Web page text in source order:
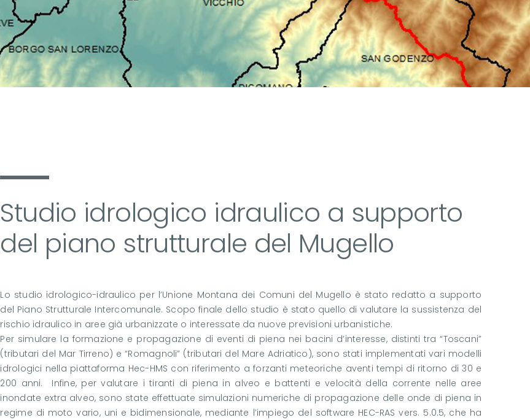
Studio idrologico idraulico a supporto
del piano strutturale del Mugello
Lo studio idrologico-idraulico per l’Unione Montana dei Comuni del Mugello è stato redatto a supporto
del Piano Strutturale Intercomunale. Scopo finale dello studio è stato quello di valutare la sussistenza del
rischio idraulico in aree già urbanizzate o interessate da nuove previsioni urbanistiche.
Per simulare la formazione e propagazione di eventi di piena nei bacini d’interesse, distinti tra “Toscani”
(tributari del Mar Tirreno) e “Romagnoli” (tributari del Mare Adriatico), sono stati implementati vari modelli
idrologici nella piattaforma Hec-HMS con riferimento a forzanti meteoriche aventi tempi di ritorno di 30 e
200 anni. Infine, per valutare i tiranti di piena in alveo e battenti e velocità della corrente nelle aree
inondate extra alveo, sono state effettuate simulazioni numeriche di propagazione delle onde di piena in
regime di moto vario, uni e bidimensionale, mediante l’impiego del software HEC-RAS vers. 5.0.5, che ha